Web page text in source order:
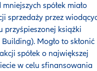
spółek miało
sprzedaży przez
przyśpieszonej książki
Mogło to skłonić
spółek o największej
w celu sfinansowania